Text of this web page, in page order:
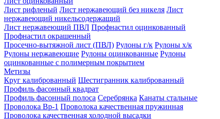
Лист рифленый Лист нержавеющий без никеля Лист
нержавеющий никельсодержащий
Лист нержавеющий ПВЛ Профнастил оцинкованный
Профнастил окрашенный
Просечно-вытяжной лист (ПВЛ) Рулоны г/к Рулоны х/к
Рулоны нержавеющие Рулоны оцинкованные Рулоны
оцинкованные с полимерным покрытием
Метизы
Круг калиброванный Шестигранник калиброванный
Профиль фасонный квадрат
Профиль фасонный полоса Серебрянка Канаты стальные
Проволока Вр-1 Проволока качественная пружинная
Проволока качественная холодной высадки